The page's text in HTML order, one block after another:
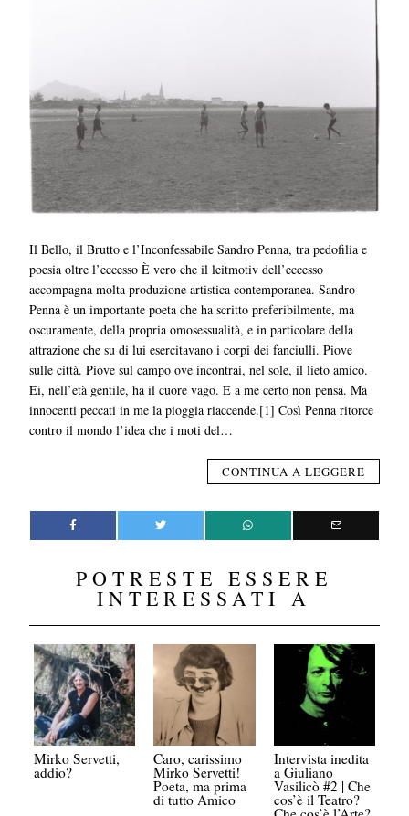
Il Bello, il Brutto e l’Inconfessabile Sandro Penna, tra pedofilia e
poesia oltre l’eccesso È vero che il leitmotiv dell’eccesso
accompagna molta produzione artistica contemporanea. Sandro
Penna è un importante poeta che ha scritto preferibilmente, ma
oscuramente, della propria omosessualità, e in particolare della
attrazione che su di lui esercitavano i corpi dei fanciulli. Piove
sulle città. Piove sul campo ove incontrai, nel sole, il lieto amico.
Ei, nell’età gentile, ha il cuore vago. E a me certo non pensa. Ma
innocenti peccati in me la pioggia riaccende.[1] Così Penna ritorce
contro il mondo l’idea che i moti del…
CONTINUA A LEGGERE
POTRESTE ESSERE
INTERESSATI A
Mirko Servetti,
addio?
Caro, carissimo
Mirko Servetti!
Poeta, ma prima
di tutto Amico
Intervista inedita
a Giuliano
Vasilicò #2 | Che
cos’è il Teatro?